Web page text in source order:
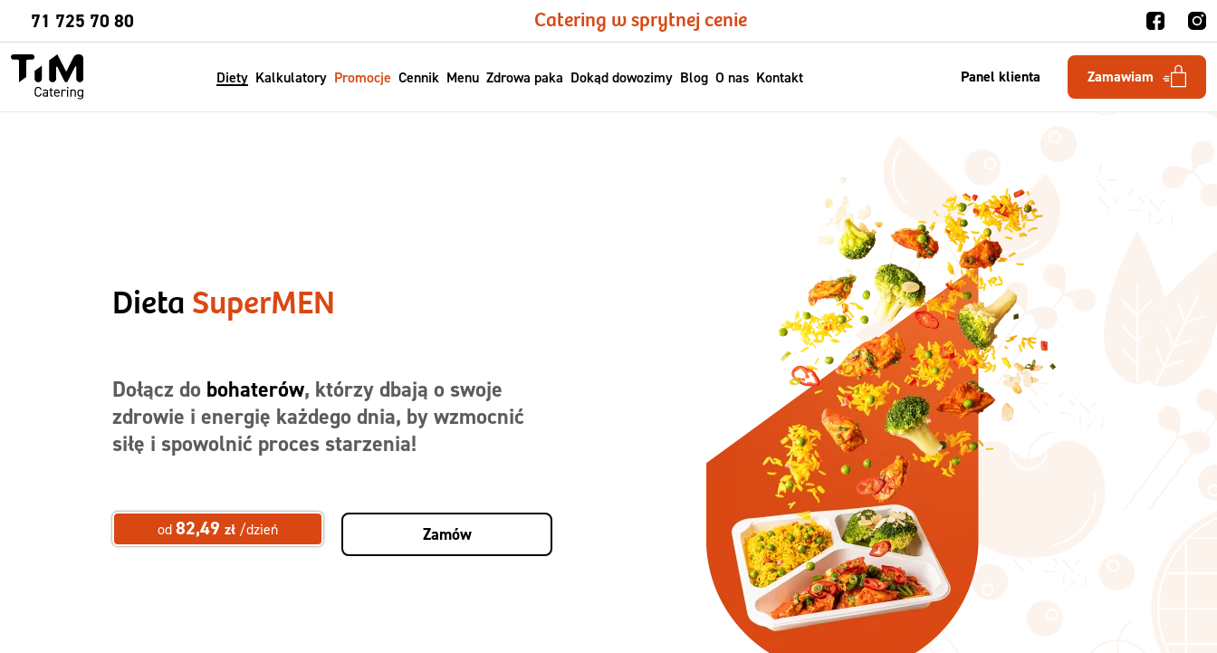
71 725 70 80 Catering w sprytnej cenie
Panel klienta Zamawiam
Diety Kalkulatory Promocje Cennik Menu Zdrowa paka Dokąd dowozimy Blog O nas Kontakt
Sprawdź
Dieta SuperMEN
Dołącz do bohaterów, którzy dbają o swoje
zdrowie i energię każdego dnia, by wzmocnić
siłę i spowolnić proces starzenia!
od 82,49 zł /dzień Zamów